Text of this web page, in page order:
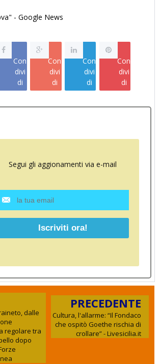
- Google News
Con
divi
di
Con
divi
di
Con
divi
di
Con
divi
di
Segui gli aggionamenti via e-mail
dalle
regolare tra
dopo
PRECEDENTE
Cultura, l'allarme: “Il Fondaco
che ospitò Goethe rischia di
crollare” - Livesicilia.it